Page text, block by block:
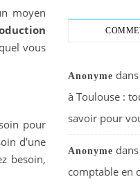
moyen
vous
pour
d’une
besoin,
Anonyme dans
à Toulouse :
savoir pour
Anonyme dans
comptable en